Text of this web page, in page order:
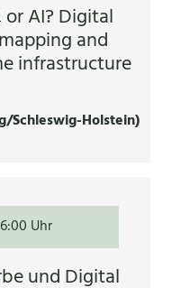
or AI? Digital
and
infrastructure
Schleswig-Holstein)
Uhr
und Digital